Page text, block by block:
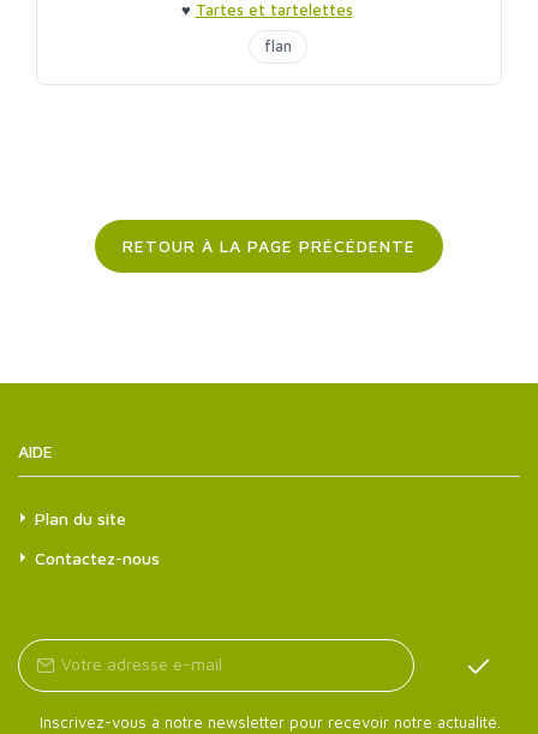
♥ Tartes et tartelettes
flan
RETOUR À LA PAGE PRÉCÉDENTE
AIDE
Plan du site
Contactez-nous
Inscrivez-vous à notre newsletter pour recevoir notre actualité.